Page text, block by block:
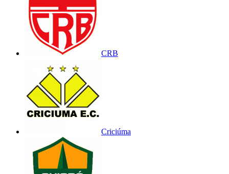
CRB
Criciúma